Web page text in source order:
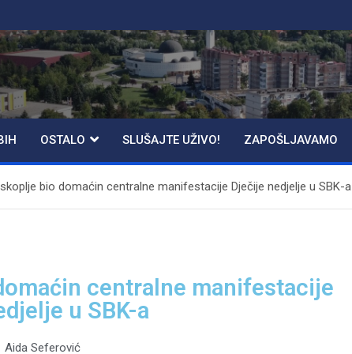
OSTALO SLUŠAJTE UŽIVO! ZAPOŠLJAVAMO
bio domaćin centralne manifestacije Dječije nedjelje u SBK-a
centralne manifestacije
u SBK-a
Aida Seferović